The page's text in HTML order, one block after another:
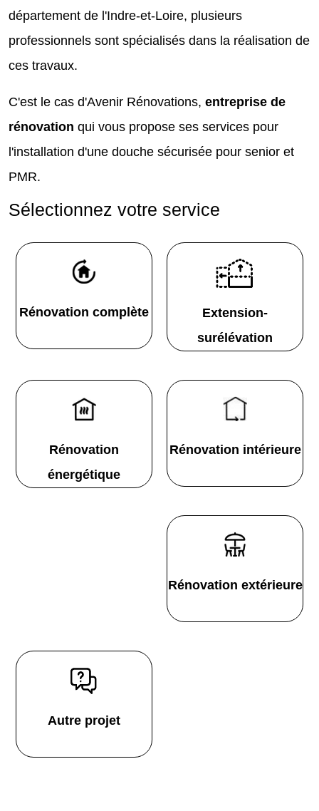
département de l'Indre-et-Loire, plusieurs
professionnels sont spécialisés dans la réalisation de
ces travaux.
C'est le cas d'Avenir Rénovations, entreprise de
rénovation qui vous propose ses services pour
l'installation d'une douche sécurisée pour senior et
PMR.
Sélectionnez votre service
Rénovation complète
Extension-
surélévation
Rénovation
énergétique
Rénovation intérieure
Rénovation extérieure
Autre projet